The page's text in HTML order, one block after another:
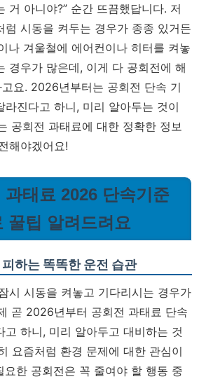
거 아니야?” 순간 뜨끔했답니다. 저
럼 시동을 켜두는 경우가 종종 있거든
나 겨울철에 에어컨이나 히터를 켜놓
경우가 많은데, 이게 다 공회전에 해
요. 2026년부터는 공회전 단속 기
라진다고 하니, 미리 알아두는 것이
공회전 과태료에 대한 정확한 정보
해야겠어요!
과태료 2026 단속기준
꿀팁 알려드려요
하는 똑똑한 운전 습관
시 시동을 켜놓고 기다리시는 경우가
곧 2026년부터 공회전 과태료 단속
고 하니, 미리 알아두고 대비하는 것
요즘처럼 환경 문제에 대한 관심이
요한 공회전은 꼭 줄여야 할 행동 중